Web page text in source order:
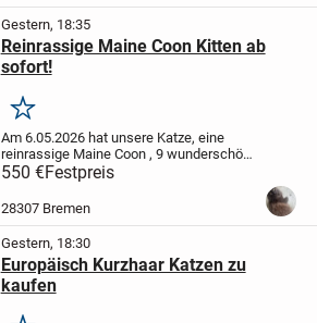
Gestern, 18:35
Reinrassige Maine Coon Kitten ab
sofort!
Merken
Am 6.05.2026 hat unsere Katze, eine
reinrassige Maine Coon , 9 wunderschöne
gesunde Kitten auf die Welt gebracht. Sie
sind bereits futterfest und stubenrein,
spielen den halben Tag und laufen
550 €Festpreis
28307 Bremen
Gestern, 18:30
Europäisch Kurzhaar Katzen zu
kaufen